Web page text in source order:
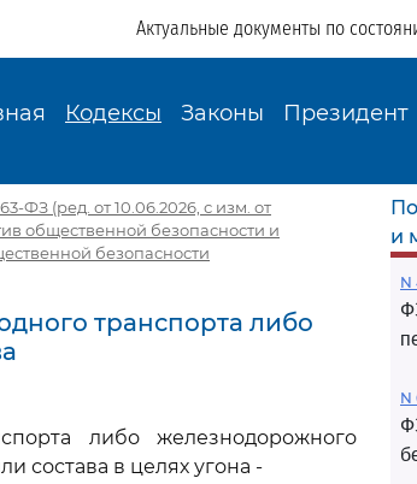
Актуальные документы по
Кодексы Законы Президент
ФЗ (ред. от 10.06.2026, с изм. от
общественной безопасности и
безопасности
транспорта либо
либо железнодорожного
состава в целях угона -
и
N
N